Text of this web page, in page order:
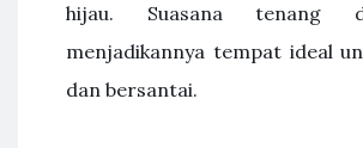
hijau. Suasana tenang
menjadikannya tempat ideal
dan bersantai.